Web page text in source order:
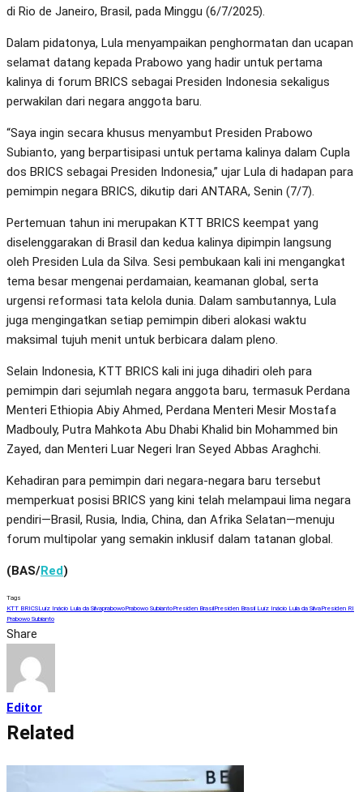
di Rio de Janeiro, Brasil, pada Minggu (6/7/2025).
Dalam pidatonya, Lula menyampaikan penghormatan dan ucapan
selamat datang kepada Prabowo yang hadir untuk pertama
kalinya di forum BRICS sebagai Presiden Indonesia sekaligus
perwakilan dari negara anggota baru.
“Saya ingin secara khusus menyambut Presiden Prabowo
Subianto, yang berpartisipasi untuk pertama kalinya dalam Cupla
dos BRICS sebagai Presiden Indonesia,” ujar Lula di hadapan para
pemimpin negara BRICS, dikutip dari ANTARA, Senin (7/7).
Pertemuan tahun ini merupakan KTT BRICS keempat yang
diselenggarakan di Brasil dan kedua kalinya dipimpin langsung
oleh Presiden Lula da Silva. Sesi pembukaan kali ini mengangkat
tema besar mengenai perdamaian, keamanan global, serta
urgensi reformasi tata kelola dunia. Dalam sambutannya, Lula
juga mengingatkan setiap pemimpin diberi alokasi waktu
maksimal tujuh menit untuk berbicara dalam pleno.
Selain Indonesia, KTT BRICS kali ini juga dihadiri oleh para
pemimpin dari sejumlah negara anggota baru, termasuk Perdana
Menteri Ethiopia Abiy Ahmed, Perdana Menteri Mesir Mostafa
Madbouly, Putra Mahkota Abu Dhabi Khalid bin Mohammed bin
Zayed, dan Menteri Luar Negeri Iran Seyed Abbas Araghchi.
Kehadiran para pemimpin dari negara-negara baru tersebut
memperkuat posisi BRICS yang kini telah melampaui lima negara
pendiri—Brasil, Rusia, India, China, dan Afrika Selatan—menuju
forum multipolar yang semakin inklusif dalam tatanan global.
(BAS/Red)
Tags
KTT BRICSLuiz Inácio Lula da SilvaprabowoPrabowo SubiantoPresiden BrasilPresiden Brasil Luiz Inácio Lula da SilvaPresiden RI
Prabowo Subianto
Share
Editor
Related